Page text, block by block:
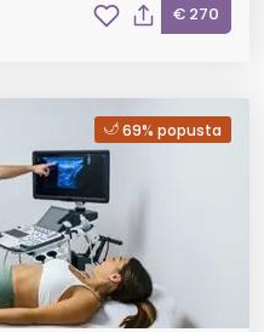
€ 270
69% popusta